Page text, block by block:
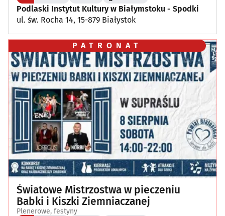
Podlaski Instytut Kultury w Białymstoku - Spodki
ul. św. Rocha 14, 15-879 Białystok
PATRONAT
Światowe Mistrzostwa w pieczeniu
Babki i Kiszki Ziemniaczanej
Plenerowe, festyny